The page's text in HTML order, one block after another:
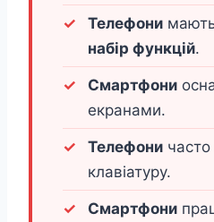
Телефони
набір функцій.
Смартфони
екранами.
Телефони
клавіатуру.
Смартфони